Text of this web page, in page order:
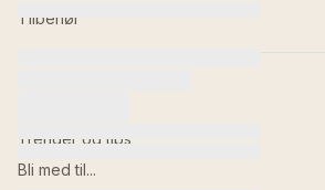
Tilbehør
Trender og tips
Bli med til...